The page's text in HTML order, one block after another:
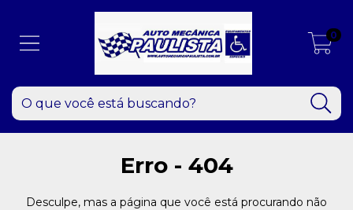
0
Erro - 404
Desculpe, mas a página que você está procurando não